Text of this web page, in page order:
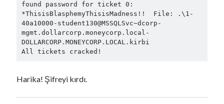
Şubat 2020(5)
Ocak 2020(11)
Aralık 2019(27)
Kasım 2019(14)
Video
found password for ticket 0:
*ThisisBlasphemyThisisMadness!!  File: .\1-
40a10000-student130@MSSQLSvc~dcorp-
mgmt.dollarcorp.moneycorp.local-
DOLLARCORP.MONEYCORP.LOCAL.kirbi
Harika! Şifreyi kırdı.